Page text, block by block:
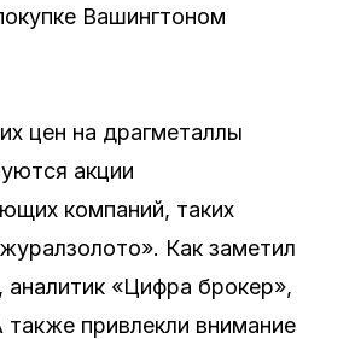
Вашингтоном
цен на драгметаллы
акции
компаний, таких
Как заметил
аналитик «Цифра брокер»,
привлекли внимание